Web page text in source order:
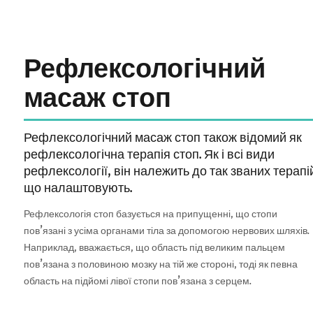
Рефлексологічний
масаж стоп
Рефлексологічний масаж стоп також відомий як
рефлексологічна терапія стоп. Як і всі види
рефлексології, він належить до так званих
що налаштовують.
Рефлексологія стоп базується на припущенні, що стопи
пов’язані з усіма органами тіла за допомогою нервових шляхів.
Наприклад, вважається, що область під великим пальцем
пов’язана з половиною мозку на тій же стороні, тоді як певна
область на підйомі лівої стопи пов’язана з серцем.